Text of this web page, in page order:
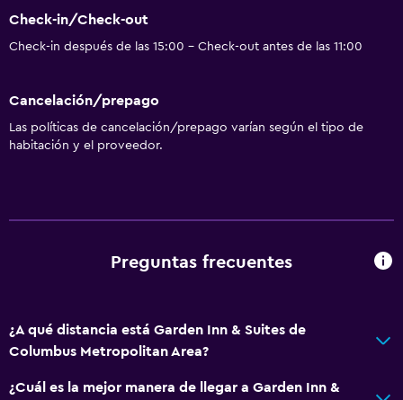
Check-in/Check-out
Check-in después de las 15:00 - Check-out antes de las 11:00
Cancelación/prepago
Las políticas de cancelación/prepago varían según el tipo de
habitación y el proveedor.
Preguntas frecuentes
¿A qué distancia está Garden Inn & Suites de
Columbus Metropolitan Area?
¿Cuál es la mejor manera de llegar a Garden Inn &